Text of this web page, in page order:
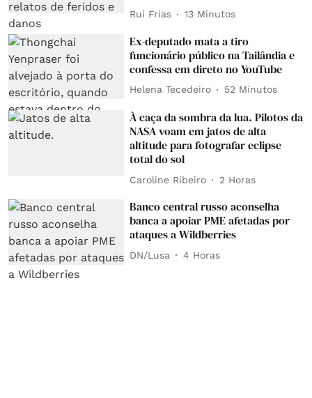
Rui Frias 13 Minutos
Ex-deputado mata a tiro
funcionário público na Tailândia e
confessa em direto no YouTube
Helena Tecedeiro 52 Minutos
À caça da sombra da lua. Pilotos da
NASA voam em jatos de alta
altitude para fotografar eclipse
total do sol
Caroline Ribeiro 2 Horas
Banco central russo aconselha
banca a apoiar PME afetadas por
ataques a Wildberries
DN/Lusa 4 Horas